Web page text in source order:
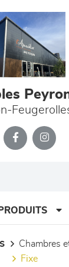
chambres
fixe